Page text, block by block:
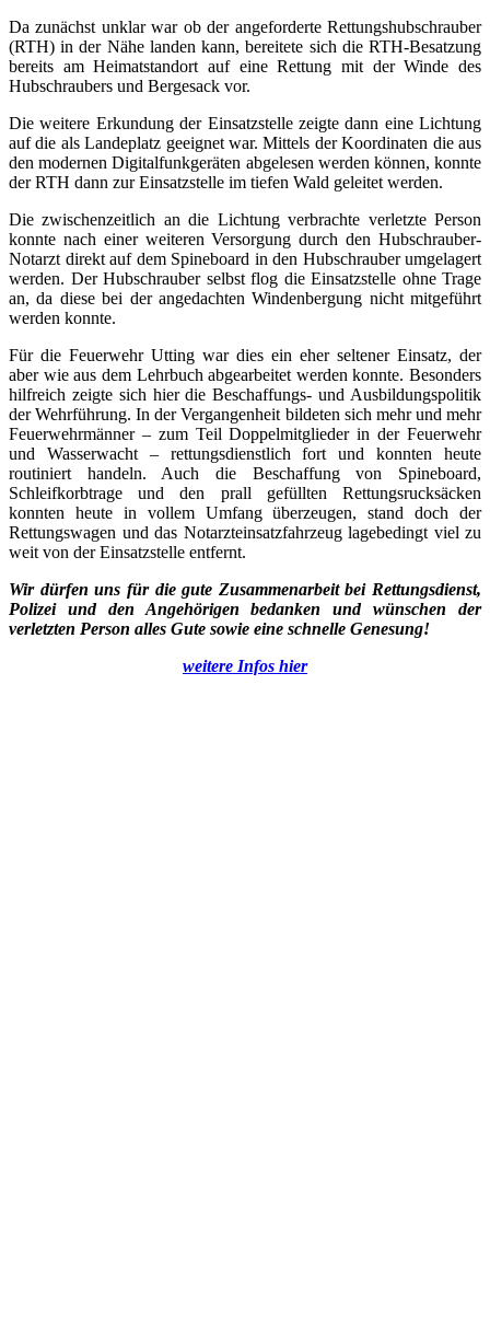
Da zunächst unklar war ob der angeforderte Rettungshubschrauber
(RTH) in der Nähe landen kann, bereitete sich die RTH-Besatzung
bereits am Heimatstandort auf eine Rettung mit der Winde des
Hubschraubers und Bergesack vor.
Die weitere Erkundung der Einsatzstelle zeigte dann eine Lichtung
auf die als Landeplatz geeignet war. Mittels der Koordinaten die aus
den modernen Digitalfunkgeräten abgelesen werden können, konnte
der RTH dann zur Einsatzstelle im tiefen Wald geleitet werden.
Die zwischenzeitlich an die Lichtung verbrachte verletzte Person
konnte nach einer weiteren Versorgung durch den Hubschrauber-
Notarzt direkt auf dem Spineboard in den Hubschrauber umgelagert
werden. Der Hubschrauber selbst flog die Einsatzstelle ohne Trage
an, da diese bei der angedachten Windenbergung nicht mitgeführt
werden konnte.
Für die Feuerwehr Utting war dies ein eher seltener Einsatz, der
aber wie aus dem Lehrbuch abgearbeitet werden konnte. Besonders
hilfreich zeigte sich hier die Beschaffungs- und Ausbildungspolitik
der Wehrführung. In der Vergangenheit bildeten sich mehr und mehr
Feuerwehrmänner – zum Teil Doppelmitglieder in der Feuerwehr
und Wasserwacht – rettungsdienstlich fort und konnten heute
routiniert handeln. Auch die Beschaffung von Spineboard,
Schleifkorbtrage und den prall gefüllten Rettungsrucksäcken
konnten heute in vollem Umfang überzeugen, stand doch der
Rettungswagen und das Notarzteinsatzfahrzeug lagebedingt viel zu
weit von der Einsatzstelle entfernt.
Wir dürfen uns für die gute Zusammenarbeit bei Rettungsdienst,
Polizei und den Angehörigen bedanken und wünschen der
verletzten Person alles Gute sowie eine schnelle Genesung!
weitere Infos hier